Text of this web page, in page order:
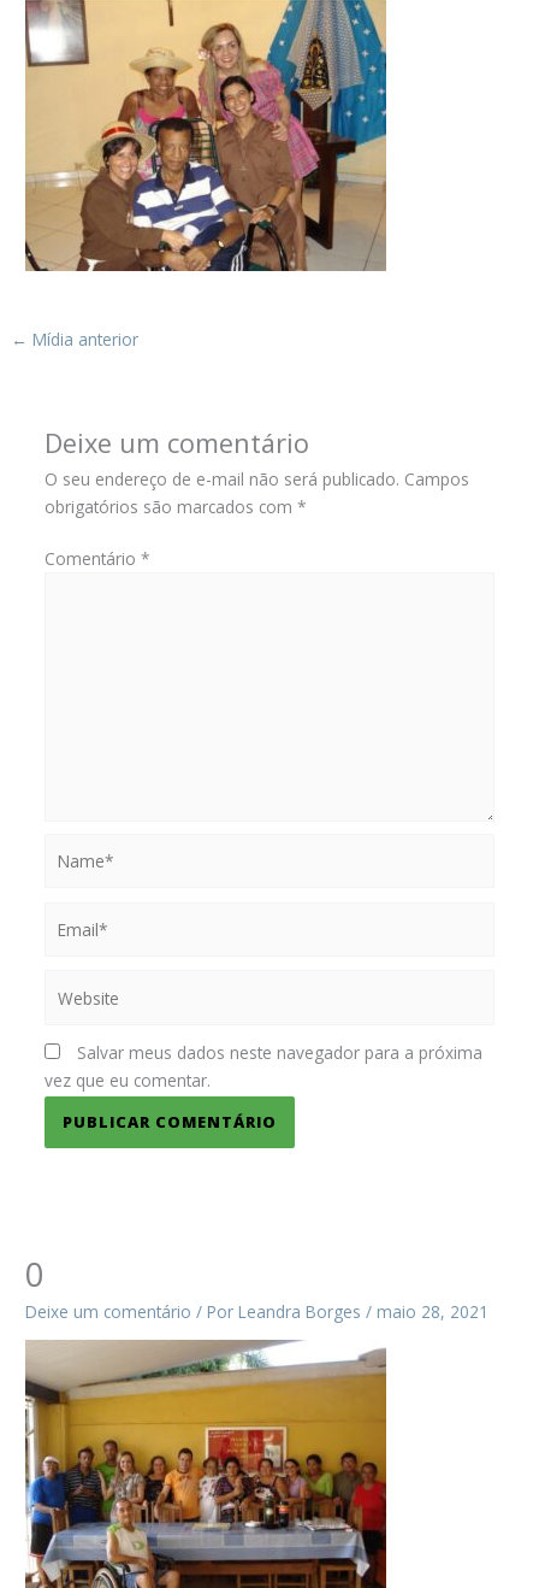
← Mídia anterior
Deixe um comentário
O seu endereço de e-mail não será publicado. Campos
obrigatórios são marcados com *
Comentário *
Salvar meus dados neste navegador para a próxima
vez que eu comentar.
0
Deixe um comentário / Por Leandra Borges/ maio 28, 2021